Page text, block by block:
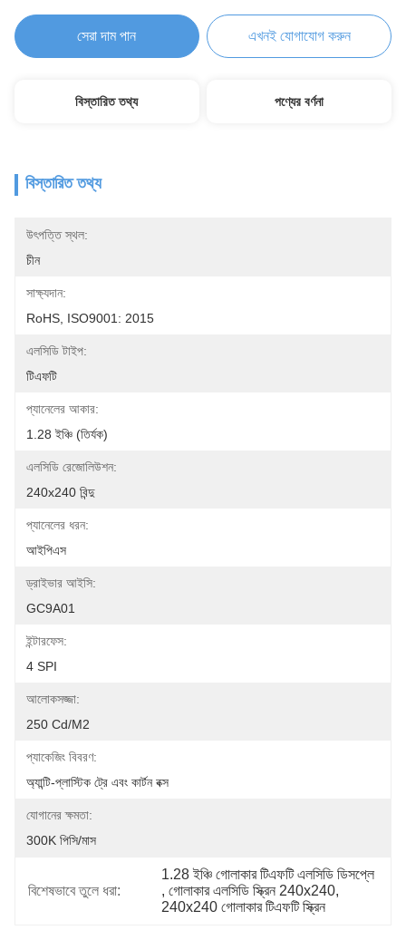
সেরা দাম পান এখনই যোগাযোগ করুন
বিস্তারিত তথ্য পণ্যের বর্ণনা
বিস্তারিত তথ্য
উৎপত্তি স্থল:
চীন
সাক্ষ্যদান:
RoHS, ISO9001: 2015
এলসিডি টাইপ:
টিএফটি
প্যানেলের আকার:
1.28 ইঞ্চি (তির্যক)
এলসিডি রেজোলিউশন:
240x240 বিন্দু
প্যানেলের ধরন:
আইপিএস
ড্রাইভার আইসি:
GC9A01
ইন্টারফেস:
4 SPI
আলোকসজ্জা:
250 Cd/m2
প্যাকেজিং বিবরণ:
অ্যান্টি-প্লাস্টিক ট্রে এবং কার্টন বক্স
যোগানের ক্ষমতা:
300K পিসি/মাস
বিশেষভাবে তুলে ধরা:
1.28 ইঞ্চি গোলাকার টিএফটি এলসিডি ডিসপ্লে
, গোলাকার এলসিডি স্ক্রিন 240x240,
240x240 গোলাকার টিএফটি স্ক্রিন